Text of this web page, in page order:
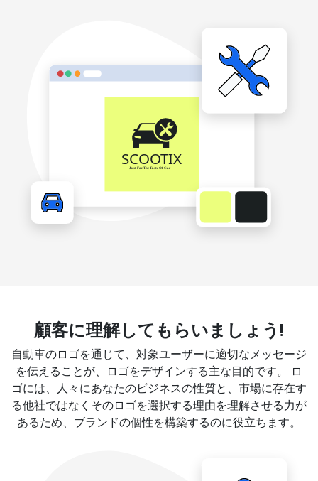
顧客に理解してもらいましょう!
自動車のロゴを通じて、対象ユーザーに適切なメッセージ
を伝えることが、ロゴをデザインする主な目的です。 ロ
ゴには、人々にあなたのビジネスの性質と、市場に存在す
る他社ではなくそのロゴを選択する理由を理解させる力が
あるため、ブランドの個性を構築するのに役立ちます。